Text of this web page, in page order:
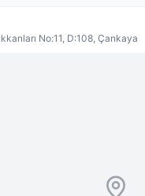
No:11, D:108, Çankaya